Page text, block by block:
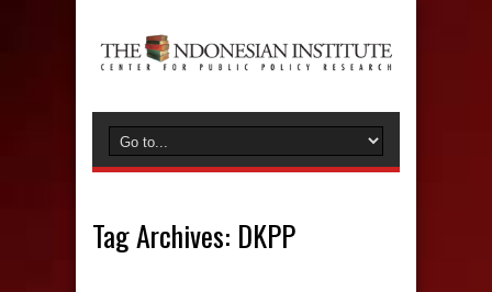
Tag Archives: DKPP